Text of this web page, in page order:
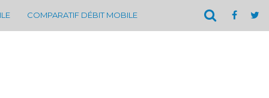
COMPARATIF DÉBIT MOBILE